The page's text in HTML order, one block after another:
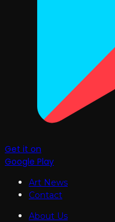
Get it on
Google Play
Art News
Contact
About Us